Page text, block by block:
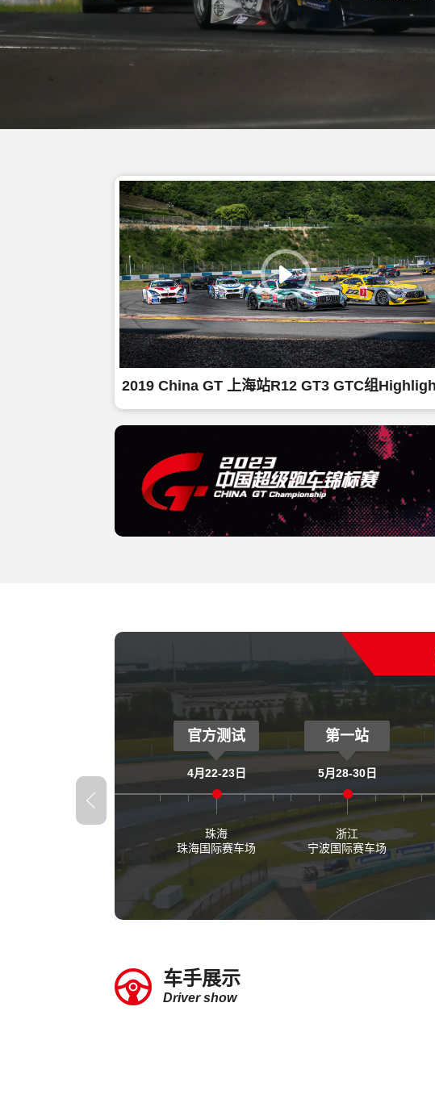
2019 China GT 上海站R12 GT3 GTC组
官方测试
4月22-23日
珠海
珠海国际赛车场
第一站
5月28-30日
浙江
宁波国际赛车场
车手展示
Driver show